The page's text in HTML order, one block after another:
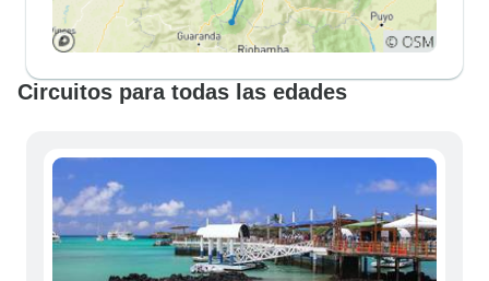
Circuitos para todas las edades